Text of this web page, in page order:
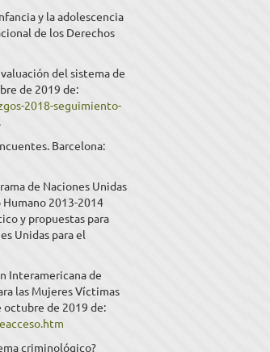
y la adolescencia
de los Derechos
del sistema de
de 2019 de:
2018-seguimiento-
Barcelona:
de Naciones Unidas
2013-2014
y propuestas para
Unidas para el
Interamericana de
las Mujeres Víctimas
octubre de 2019 de:
criminológico?